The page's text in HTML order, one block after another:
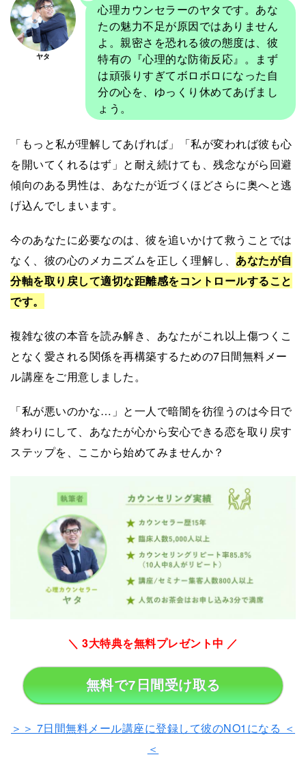
ヤタ
心理カウンセラーのヤタです。あな
たの魅力不足が原因ではありません
よ。親密さを恐れる彼の態度は、彼
特有の『心理的な防衛反応』。まず
は頑張りすぎてボロボロになった自
分の心を、ゆっくり休めてあげまし
ょう。
「もっと私が理解してあげれば」「私が変われば彼も心
を開いてくれるはず」と耐え続けても、残念ながら回避
傾向のある男性は、あなたが近づくほどさらに奥へと逃
げ込んでしまいます。
今のあなたに必要なのは、彼を追いかけて救うことでは
なく、彼の心のメカニズムを正しく理解し、 あなたが自
分軸を取り戻して適切な距離感をコントロールすること
です。
複雑な彼の本音を読み解き、あなたがこれ以上傷つくこ
となく愛される関係を再構築するための7日間無料メー
ル講座をご用意しました。
「私が悪いのかな…」と一人で暗闇を彷徨うのは今日で
終わりにして、あなたが心から安心できる恋を取り戻す
ステップを、ここから始めてみませんか？
＼ 3大特典を無料プレゼント中 ／
無料で7日間受け取る
＞＞ 7日間無料メール講座に登録して彼のNO1になる ＜
＜